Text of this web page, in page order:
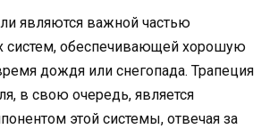
являются важной частью
систем, обеспечивающей хорошую
дождя или снегопада. Трапеция
в свою очередь, является
этой системы, отвечая за